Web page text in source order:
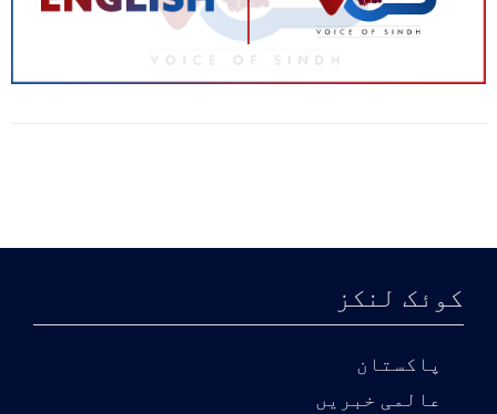
کوئک لنکز
پاکستان
عالمی خبریں